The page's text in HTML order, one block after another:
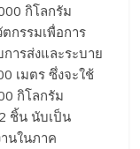
กิโลกรัม
กรรมเพื่อการ
ารส่งและระบาย
เมตร ซึ่งจะใช้
กิโลกรัม
ชิ้น นับเป็น
นในภาค